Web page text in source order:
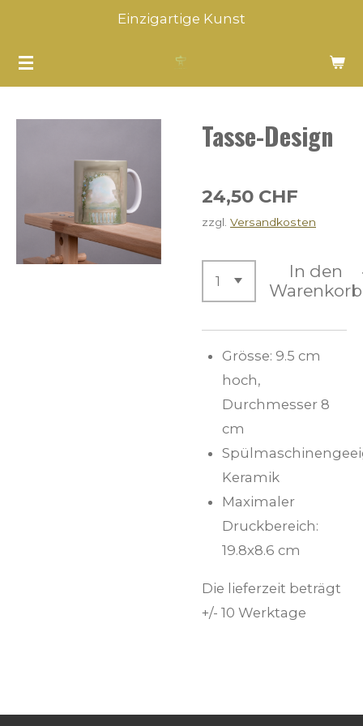
springen
Einzigartige Kunst
Tasse-Design
24,50 CHF
zzgl. Versandkosten
In den
Warenkorb
Grösse: 9.5 cm
hoch,
Durchmesser 8
cm
Keramik
Maximaler
Druckbereich:
19.8x8.6 cm
Die lieferzeit beträgt
+/- 10 Werktage